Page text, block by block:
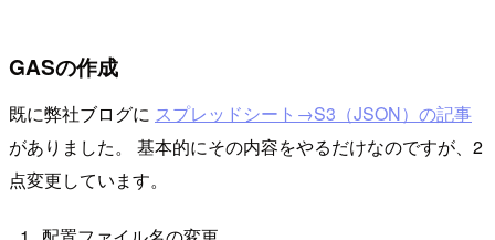
GASの作成
既に弊社ブログに スプレッドシート→S3（JSON）の記事
がありました。 基本的にその内容をやるだけなのですが、2
点変更しています。